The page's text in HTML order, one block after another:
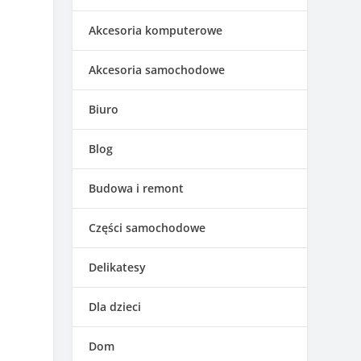
Akcesoria komputerowe
Akcesoria samochodowe
Biuro
Blog
Budowa i remont
Części samochodowe
Delikatesy
Dla dzieci
Dom